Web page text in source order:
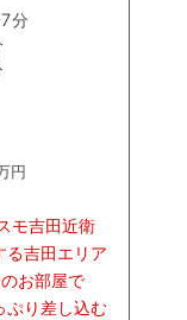
7分
円
モ吉田近衛
る吉田エリア
お部屋で
ぷり差し込む